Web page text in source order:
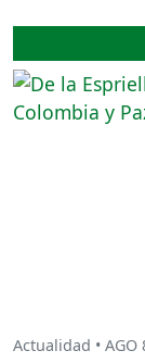
Actualidad • AGO